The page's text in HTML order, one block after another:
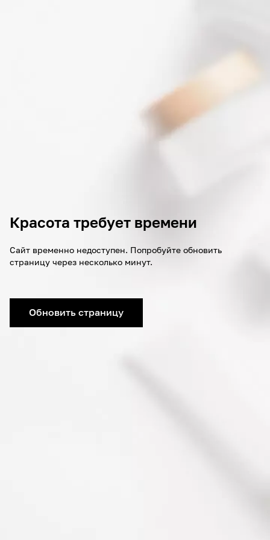
Красота требует времени
Сайт временно недоступен. Попробуйте обновить
страницу через несколько минут.
Обновить страницу